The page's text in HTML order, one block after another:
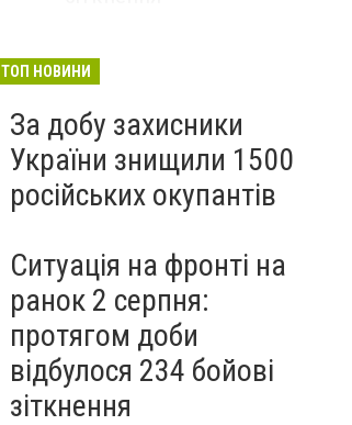
ТОП НОВИНИ
За добу захисники
України знищили 1500
російських окупантів
Ситуація на фронті на
ранок 2 серпня:
протягом доби
відбулося 234 бойові
зіткнення